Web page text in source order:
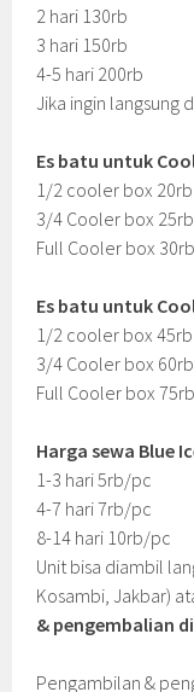
2 hari 130rb
3 hari 150rb
4-5 hari 200rb
Jika ingin langsung
Es batu untuk
1/2 cooler box 20rb
3/4 Cooler box 25rb
Full Cooler box 30rb
Es batu untuk
1/2 cooler box 45rb
3/4 Cooler box 60rb
Full Cooler box 75rb
Harga sewa Blue
1-3 hari 5rb/pc
4-7 hari 7rb/pc
8-14 hari 10rb/pc
Unit bisa diambil
Kosambi, Jakbar)
& pengembalian
Pengambilan &